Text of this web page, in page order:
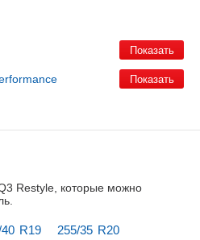
Restyle, которые можно
40 R19
255/35 R20